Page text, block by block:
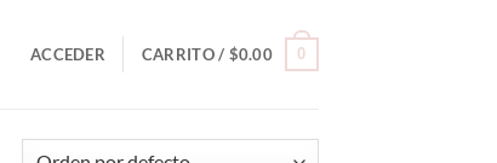
ACCEDER CARRITO / $0.00 0